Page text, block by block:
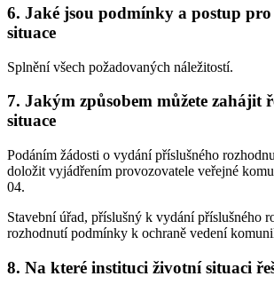
6. Jaké jsou podmínky a postup
situace
Splnění všech požadovaných náležitostí.
7. Jakým způsobem můžete zahájit
situace
Podáním žádosti o vydání příslušného
doložit vyjádřením provozovatele veřejné
04.
Stavební úřad, příslušný k vydání příslušného
rozhodnutí podmínky k ochraně vedení
8. Na které instituci životní situaci